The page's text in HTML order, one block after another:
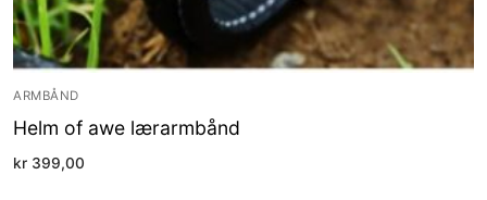
ARMBÅND
Helm of awe lærarmbånd
kr 399,00